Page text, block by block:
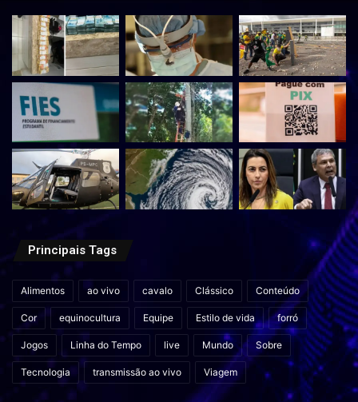
Principais Tags
Alimentos ao vivo cavalo Clássico Conteúdo
Cor equinocultura Equipe Estilo de vida forró
Jogos Linha do Tempo live Mundo Sobre
Tecnologia transmissão ao vivo Viagem